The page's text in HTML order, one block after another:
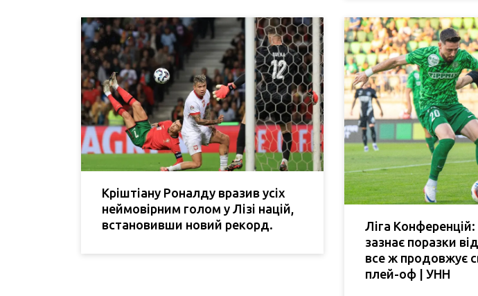
Кріштіану Роналду вразив усіх
неймовірним голом у Лізі націй,
встановивши новий рекорд.
Ліга
зазнає поразки
все ж продовжує
плей-оф | УНН